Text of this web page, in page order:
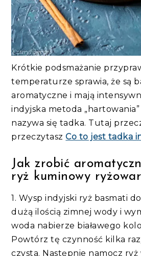
Krótkie podsmażanie
temperaturze sprawia, że są
aromatyczne i mają
indyjska metoda
nazywa się tadka. Tutaj
przeczytaszCo to jest tadka
Jak zrobić
ryż kuminowy
1. Wysp indyjski ryż basmati
dużą ilością zimnej wody i
woda nabierze białawego
Powtórz tę czynność kilka
czysta. Następnie namocz